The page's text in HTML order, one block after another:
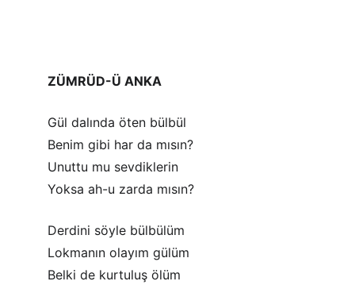
ZÜMRÜD-Ü ANKA
Gül dalında öten bülbül
Benim gibi har da mısın?
Unuttu mu sevdiklerin
Yoksa ah-u zarda mısın?
Derdini söyle bülbülüm
Lokmanın olayım gülüm
Belki de kurtuluş ölüm